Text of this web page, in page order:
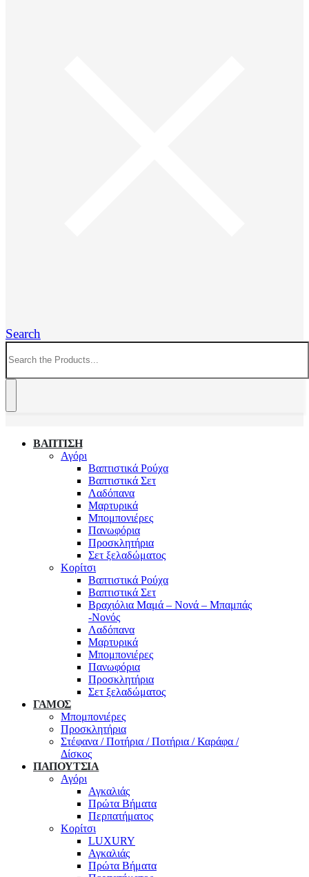
Search
ΒΑΠΤΙΣΗ
Αγόρι
Βαπτιστικά Ρούχα
Βαπτιστικά Σετ
Λαδόπανα
Μαρτυρικά
Μπομπονιέρες
Πανωφόρια
Προσκλητήρια
Σετ ξελαδώματος
Κορίτσι
Βαπτιστικά Ρούχα
Βαπτιστικά Σετ
Βραχιόλια Μαμά – Νονά – Μπαμπάς
-Νονός
Λαδόπανα
Μαρτυρικά
Μπομπονιέρες
Πανωφόρια
Προσκλητήρια
Σετ ξελαδώματος
ΓΑΜΟΣ
Μπομπονιέρες
Προσκλητήρια
Στέφανα / Ποτήρια / Ποτήρια / Καράφα /
Δίσκος
ΠΑΠΟΥΤΣΙΑ
Αγόρι
Αγκαλιάς
Πρώτα Βήματα
Περπατήματος
Κορίτσι
LUXURY
Αγκαλιάς
Πρώτα Βήματα